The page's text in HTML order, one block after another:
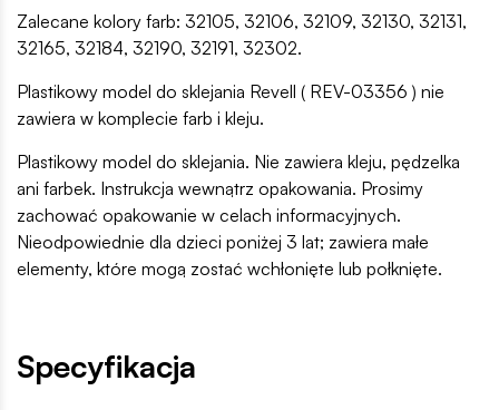
Zalecane kolory farb: 32105, 32106, 32109, 32130, 32131,
32165, 32184, 32190, 32191, 32302.
Plastikowy model do sklejania Revell ( REV-03356 ) nie
zawiera w komplecie farb i kleju.
Plastikowy model do sklejania. Nie zawiera kleju, pędzelka
ani farbek. Instrukcja wewnątrz opakowania. Prosimy
zachować opakowanie w celach informacyjnych.
Nieodpowiednie dla dzieci poniżej 3 lat; zawiera małe
elementy, które mogą zostać wchłonięte lub połknięte.
Specyfikacja